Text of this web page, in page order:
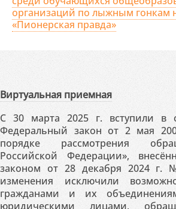
организаций по лыжным гонкам
«Пионерская правда»
Виртуальная приемная
С 30 марта 2025 г. вступили в
Федеральный закон от 2 мая
порядке рассмотрения
Российской Федерации»,
законом от 28 декабря 2024
изменения исключили
гражданами и их
юридическими лицами,